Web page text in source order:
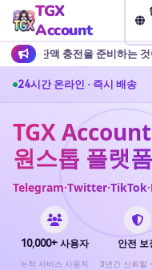
TGX
Account
비하는 것이 좋습니다.
24시간 온라인 · 즉시 배송
TGX
원스톱 플랫폼
10,000+ 사용자
누적 서비스 사용자
안전 보
3년간 신뢰할